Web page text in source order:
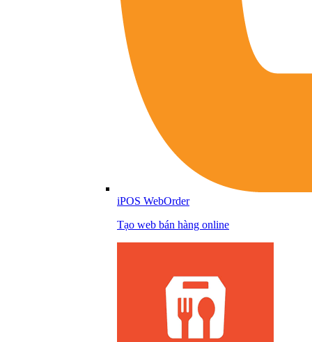
iPOS WebOrder
Tạo web bán hàng online